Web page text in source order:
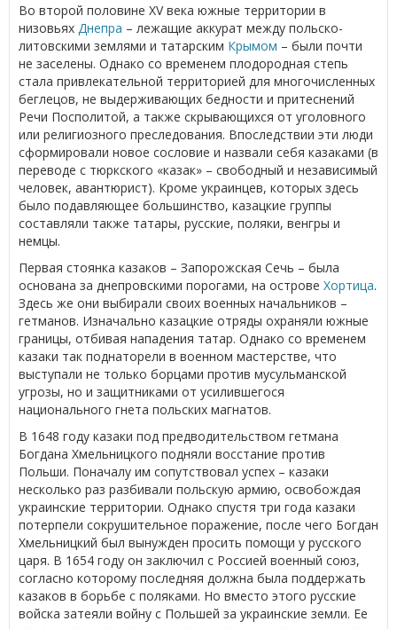
Во второй половине XV века южные территории в
низовьях Днепра – лежащие аккурат между польско-
литовскими землями и татарским Крымом – были почти
не заселены. Однако со временем плодородная степь
стала привлекательной территорией для многочисленных
беглецов, не выдерживающих бедности и притеснений
Речи Посполитой, а также скрывающихся от уголовного
или религиозного преследования. Впоследствии эти люди
сформировали новое сословие и назвали себя казаками (в
переводе с тюркского «казак» – свободный и независимый
человек, авантюрист). Кроме украинцев, которых здесь
было подавляющее большинство, казацкие группы
составляли также татары, русские, поляки, венгры и
немцы.
Первая стоянка казаков – Запорожская Сечь – была
основана за днепровскими порогами, на острове Хортица.
Здесь же они выбирали своих военных начальников –
гетманов. Изначально казацкие отряды охраняли южные
границы, отбивая нападения татар. Однако со временем
казаки так поднаторели в военном мастерстве, что
выступали не только борцами против мусульманской
угрозы, но и защитниками от усилившегося
национального гнета польских магнатов.
В 1648 году казаки под предводительством гетмана
Богдана Хмельницкого подняли восстание против
Польши. Поначалу им сопутствовал успех – казаки
несколько раз разбивали польскую армию, освобождая
украинские территории. Однако спустя три года казаки
потерпели сокрушительное поражение, после чего Богдан
Хмельницкий был вынужден просить помощи у русского
царя. В 1654 году он заключил с Россией военный союз,
согласно которому последняя должна была поддержать
казаков в борьбе с поляками. Но вместо этого русские
войска затеяли войну с Польшей за украинские земли. Ее